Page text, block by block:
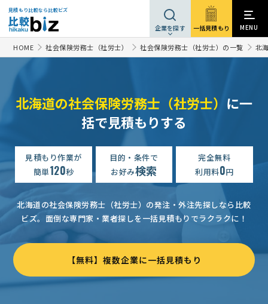
見積もり比較なら比較ビズ
企業を探す 一括見積もり MENU
HOME 社会保険労務士（社労士） 社会保険労務士（社労士）の一覧 北
北海道の社会保険労務士（社労士） に一
括で見積もりする
見積もり作業が
簡単120秒
目的・条件で
お好み検索
完全無料
利用料0円
北海道の社会保険労務士（社労士）の発注・外注先探しなら比較
ビズ。 面倒な専門家・業者探しを一括見積もりでラクラクに！
【無料】複数企業に一括見積もり
社会保険労務士への相談・問合せ 30万円まで 北海道
【労務、経理の外部委託】給与計算の見積もり依頼
【助成金・補助金】の相談 相談して決めたい 北海道
社会保険労務士への相談・問合せ 相談して決めたい
【顧問】社会保険労務士への相談・問合せ 月2万円まで
【飲食業】社会保険労務士への相談・問合せ 相談して決めたい
【大至急】「社保・労働保険手続き」社会保険労務士への相談・問合せ
社会保険労務士への相談・問合せ 相談して決めたい 北海道